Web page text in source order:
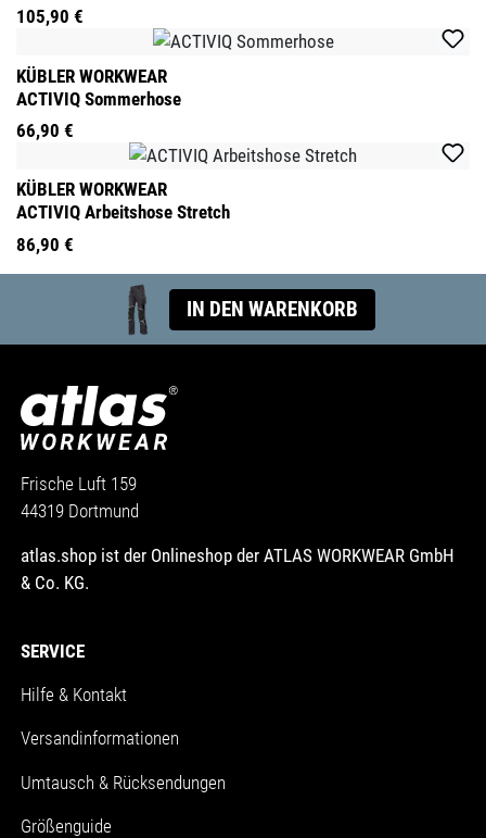
105,90 €
KÜBLER WORKWEAR
ACTIVIQ Sommerhose
66,90 €
KÜBLER WORKWEAR
ACTIVIQ Arbeitshose Stretch
86,90 €
IN DEN WARENKORB
Frische Luft 159
44319 Dortmund
atlas.shop ist der Onlineshop der ATLAS WORKWEAR GmbH
& Co. KG.
SERVICE
Hilfe & Kontakt
Versandinformationen
Umtausch & Rücksendungen
Größenguide